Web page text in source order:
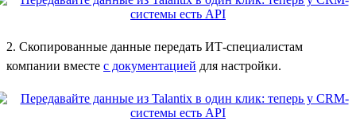
2. Скопированные данные передать ИТ-специалистам
компании вместе с документацией для настройки.